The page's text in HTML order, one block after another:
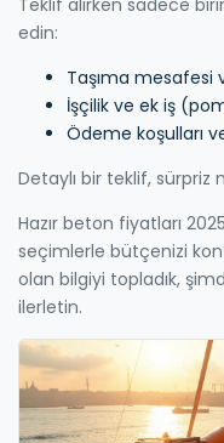
edin:
Taşıma mesafesi
İşçilik ve ek iş
Ödeme koşulları
Detaylı bir teklif,
Hazır beton fiyatları
seçimlerle bütçenizi
olan bilgiyi topladık,
ilerletin.